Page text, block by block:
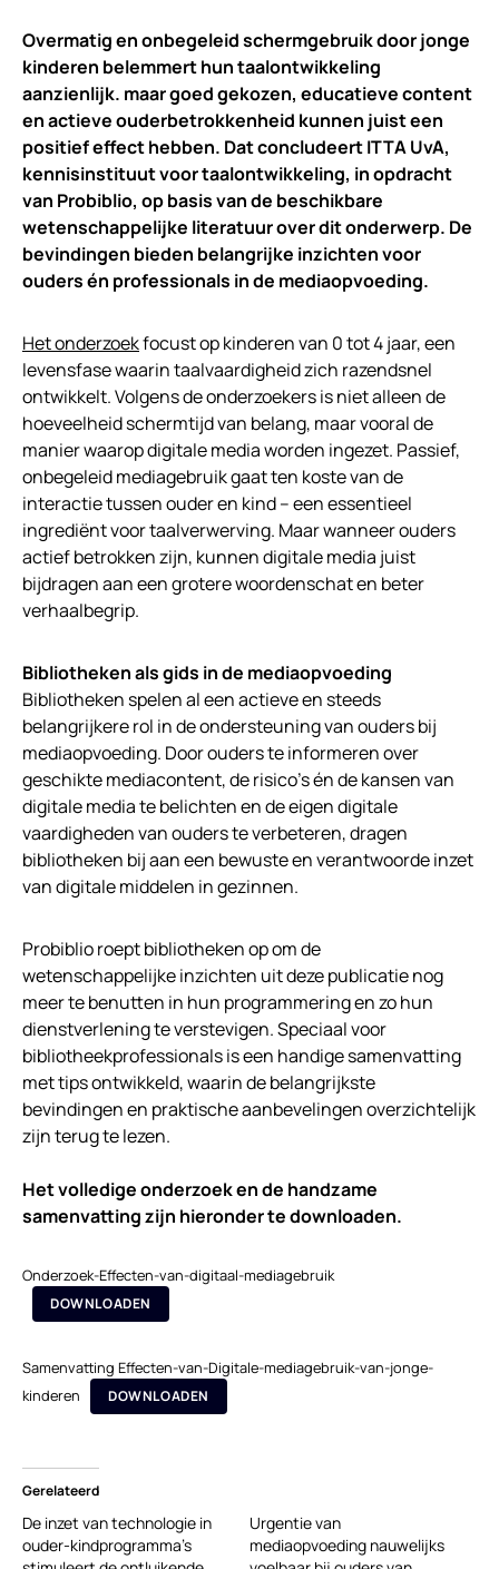
Overmatig en onbegeleid schermgebruik door jonge
kinderen belemmert hun taalontwikkeling
aanzienlijk. maar goed gekozen, educatieve content
en actieve ouderbetrokkenheid kunnen juist een
positief effect hebben. Dat concludeert ITTA UvA,
kennisinstituut voor taalontwikkeling, in opdracht
van Probiblio, op basis van de beschikbare
wetenschappelijke literatuur over dit onderwerp. De
bevindingen bieden belangrijke inzichten voor
ouders én professionals in de mediaopvoeding.
Het onderzoekfocust op kinderen van 0 tot 4 jaar, een
levensfase waarin taalvaardigheid zich razendsnel
ontwikkelt. Volgens de onderzoekers is niet alleen de
hoeveelheid schermtijd van belang, maar vooral de
manier waarop digitale media worden ingezet. Passief,
onbegeleid mediagebruik gaat ten koste van de
interactie tussen ouder en kind – een essentieel
ingrediënt voor taalverwerving. Maar wanneer ouders
actief betrokken zijn, kunnen digitale media juist
bijdragen aan een grotere woordenschat en beter
verhaalbegrip.
Bibliotheken als gids in de mediaopvoeding
Bibliotheken spelen al een actieve en steeds
belangrijkere rol in de ondersteuning van ouders bij
mediaopvoeding. Door ouders te informeren over
geschikte mediacontent, de risico’s én de kansen van
digitale media te belichten en de eigen digitale
vaardigheden van ouders te verbeteren, dragen
bibliotheken bij aan een bewuste en verantwoorde inzet
van digitale middelen in gezinnen.
Probiblio roept bibliotheken op om de
wetenschappelijke inzichten uit deze publicatie nog
meer te benutten in hun programmering en zo hun
dienstverlening te verstevigen. Speciaal voor
bibliotheekprofessionals is een handige samenvatting
met tips ontwikkeld, waarin de belangrijkste
bevindingen en praktische aanbevelingen overzichtelijk
zijn terug te lezen.
Het volledige onderzoek en de handzame
samenvatting zijn hieronder te downloaden.
Onderzoek-Effecten-van-digitaal-mediagebruik
DOWNLOADEN
Samenvatting Effecten-van-Digitale-mediagebruik-van-jonge-
kinderen
DOWNLOADEN
Gerelateerd
De inzet van technologie in
ouder-kindprogramma’s
Urgentie van
mediaopvoeding nauwelijks